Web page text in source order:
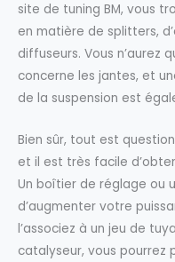
site de tuning BM, vous
en matière de splitters,
diffuseurs. Vous n’aurez
concerne les jantes, et
de la suspension est
Bien sûr, tout est
et il est très facile
Un boîtier de réglage ou
d’augmenter votre
l’associez à un jeu de
catalyseur, vous pourrez